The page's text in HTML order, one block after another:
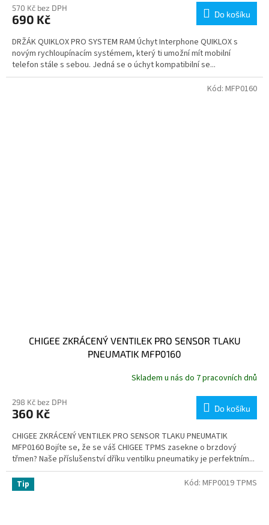
570 Kč bez DPH
690 Kč Do košíku
DRŽÁK QUIKLOX PRO SYSTEM RAM Úchyt Interphone QUIKLOX s
novým rychloupínacím systémem, který ti umožní mít mobilní
telefon stále s sebou. Jedná se o úchyt kompatibilní se...
CHIGEE ZKRÁCENÝ VENTILEK PRO SENSOR TLAKU
PNEUMATIK MFP0160
Skladem u nás do 7 pracovních dnů
298 Kč bez DPH
360 Kč Do košíku
CHIGEE ZKRÁCENÝ VENTILEK PRO SENSOR TLAKU PNEUMATIK
MFP0160 Bojíte se, že se váš CHIGEE TPMS zasekne o brzdový
třmen? Naše příslušenství dříku ventilku pneumatiky je perfektním...
Kód: MFP0160
Tip Kód: MFP0019 TPMS